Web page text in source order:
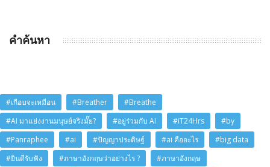
คำค้นหา
#เกือบจะเหมือน #Breather
#Breathe
#AI มาแย่งงานมนุษย์จริงมั๊ย?
#อยู่ร่วมกับ AI #iT24Hrs
#by
#Panraphee
#ai #ปัญญาประดิษฐ์ #ai คืออะไร
#big data
#ยินดีรับฟัง
#ภาษาอังกฤษว่าอย่างไร ?
#ภาษาอังกฤษ